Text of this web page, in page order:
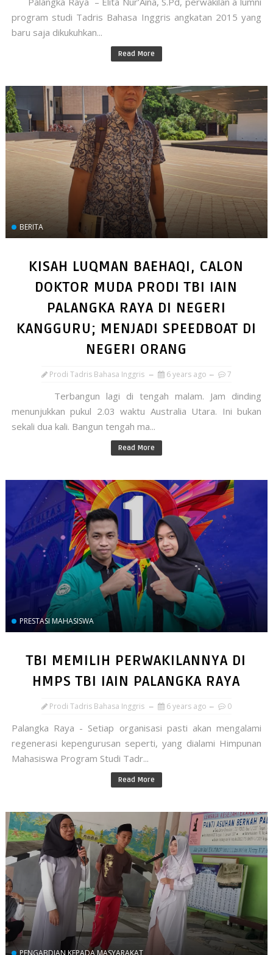
program studi Tadris Bahasa Inggris angkatan 2015 yang
baru saja dikukuhkan...
Read More
BERITA
KISAH LUQMAN BAEHAQI, CALON
DOKTOR MUDA PRODI TBI IAIN
PALANGKA RAYA DI NEGERI
KANGGURU; MENJADI SPEEDBOAT DI
NEGERI ORANG
Prodi Tadris Bahasa Inggris 6 years ago 7
Terbangun lagi di tengah malam. Jam dinding
menunjukkan pukul 2.03 waktu Australia Utara. Ini bukan
sekali dua kali. Bangun tengah ma...
Read More
PRESTASI MAHASISWA
TBI MEMILIH PERWAKILANNYA DI
HMPS TBI IAIN PALANGKA RAYA
Prodi Tadris Bahasa Inggris 6 years ago 0
Palangka Raya - Setiap organisasi pasti akan mengalami
regenerasi kepengurusan seperti, yang dialami Himpunan
Mahasiswa Program Studi Tadr...
Read More
PENGABDIAN KEPADA MASYARAKAT